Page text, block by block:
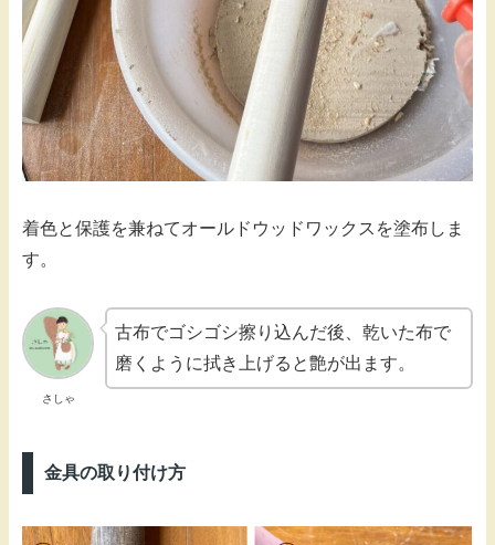
着色と保護を兼ねてオールドウッドワックスを塗布しま
す。
さしゃ
古布でゴシゴシ擦り込んだ後、乾いた布で
磨くように拭き上げると艶が出ます。
金具の取り付け方